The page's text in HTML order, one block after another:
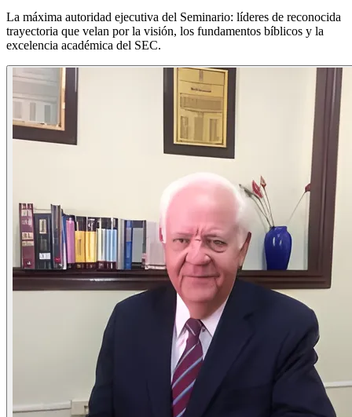
La máxima autoridad ejecutiva del Seminario: líderes de reconocida
trayectoria que velan por la visión, los fundamentos bíblicos y la
excelencia académica del SEC.